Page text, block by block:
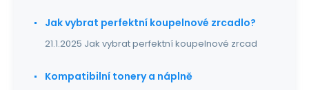
Jak vybrat perfektní koupelnové zrcadlo?
21.1.2025 Jak vybrat perfektní koupelnové zrcad
Kompatibilní tonery a náplně